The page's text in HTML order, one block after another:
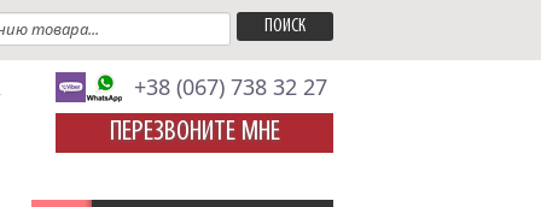
+38 (067) 738 32 27
ПЕРЕЗВОНИТЕ МНЕ